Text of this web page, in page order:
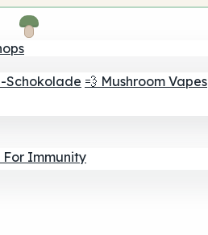
Schokolade 💨 Mushroom Vapes
Immunity